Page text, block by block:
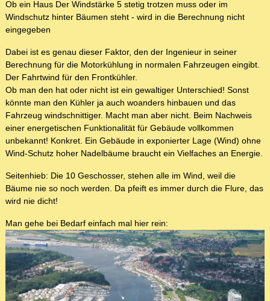
Ob ein Haus Der Windstärke 5 stetig trotzen muss oder im
Windschutz hinter Bäumen steht - wird in die Berechnung nicht
eingegeben
Dabei ist es genau dieser Faktor, den der Ingenieur in seiner
Berechnung für die Motorkühlung in normalen Fahrzeugen eingibt.
Der Fahrtwind für den Frontkühler.
Ob man den hat oder nicht ist ein gewaltiger Unterschied! Sonst
könnte man den Kühler ja auch woanders hinbauen und das
Fahrzeug windschnittiger. Macht man aber nicht. Beim Nachweis
einer energetischen Funktionalität für Gebäude vollkommen
unbekannt! Konkret. Ein Gebäude in exponierter Lage (Wind) ohne
Wind-Schutz hoher Nadelbäume braucht ein Vielfaches an Energie.
Seitenhieb: Die 10 Geschosser, stehen alle im Wind, weil die
Bäume nie so noch werden. Da pfeift es immer durch die Flure, das
wird nie dicht!
Man gehe bei Bedarf einfach mal hier rein: